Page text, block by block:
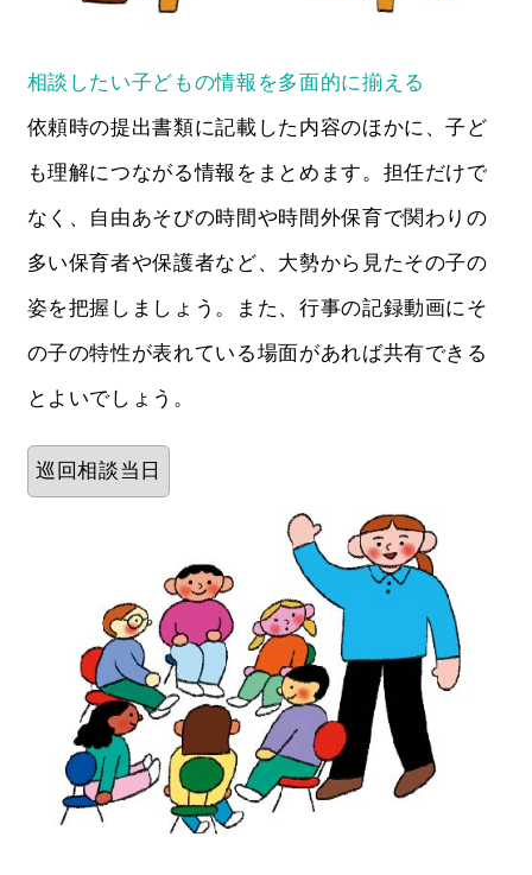
相談したい子どもの情報を多面的に揃える
依頼時の提出書類に記載した内容のほかに、子ど
も理解につながる情報をまとめます。担任だけで
なく、自由あそびの時間や時間外保育で関わりの
多い保育者や保護者など、大勢から見たその子の
姿を把握しましょう。また、行事の記録動画にそ
の子の特性が表れている場面があれば共有できる
とよいでしょう。
巡回相談当日